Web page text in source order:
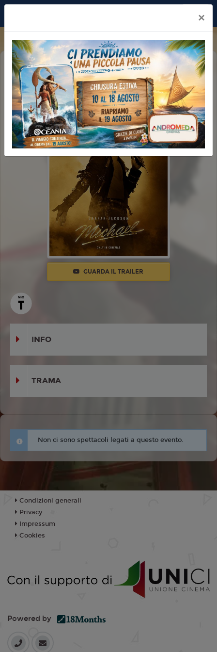
MICHAEL - 2D IMAX
IMAX
GUARDA IL TRAILER
INFO
TRAMA
Non ci sono spettacoli legati a questo evento.
×
Condizioni generali
Privacy
Impressum
Cookies
Powered by